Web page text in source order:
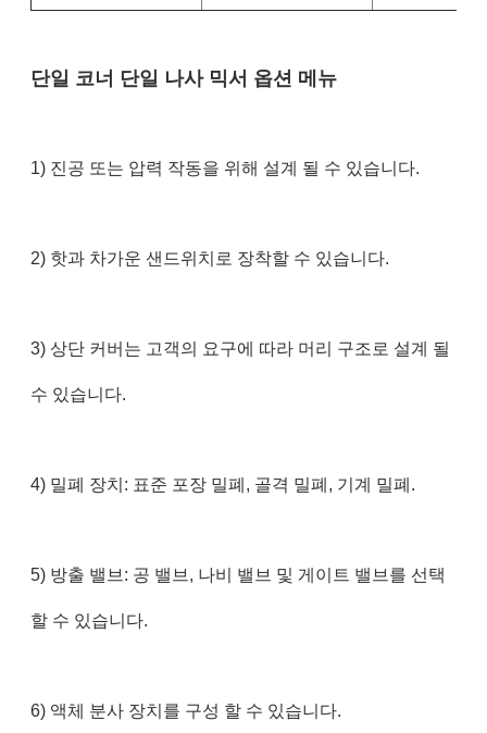
단일 코너 단일 나사 믹서 옵션 메뉴
1) 진공 또는 압력 작동을 위해 설계 될 수 있습니다.
2) 핫과 차가운 샌드위치로 장착할 수 있습니다.
3) 상단 커버는 고객의 요구에 따라 머리 구조로 설계 될
수 있습니다.
4) 밀폐 장치: 표준 포장 밀폐, 골격 밀폐, 기계 밀폐.
5) 방출 밸브: 공 밸브, 나비 밸브 및 게이트 밸브를 선택
할 수 있습니다.
6) 액체 분사 장치를 구성 할 수 있습니다.